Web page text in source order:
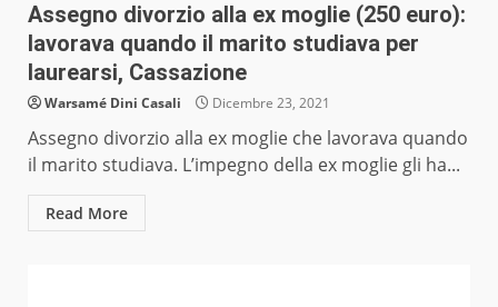
Assegno divorzio alla ex moglie (250 euro):
lavorava quando il marito studiava per
laurearsi, Cassazione
Warsamé Dini Casali Dicembre 23, 2021
Assegno divorzio alla ex moglie che lavorava quando
il marito studiava. L’impegno della ex moglie gli ha...
Read More